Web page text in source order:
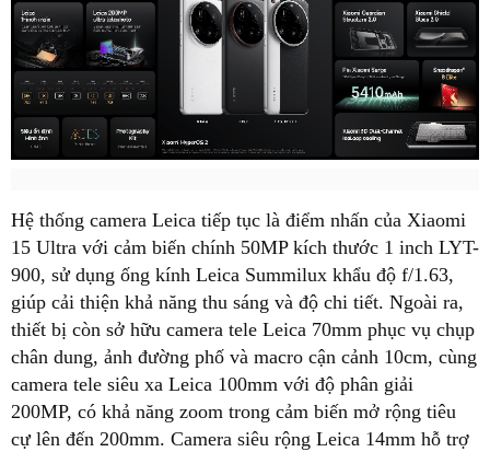
Hệ thống camera Leica tiếp tục là điểm nhấn của Xiaomi
15 Ultra với cảm biến chính 50MP kích thước 1 inch LYT-
900, sử dụng ống kính Leica Summilux khẩu độ f/1.63,
giúp cải thiện khả năng thu sáng và độ chi tiết. Ngoài ra,
thiết bị còn sở hữu camera tele Leica 70mm phục vụ chụp
chân dung, ảnh đường phố và macro cận cảnh 10cm, cùng
camera tele siêu xa Leica 100mm với độ phân giải
200MP, có khả năng zoom trong cảm biến mở rộng tiêu
cự lên đến 200mm. Camera siêu rộng Leica 14mm hỗ trợ